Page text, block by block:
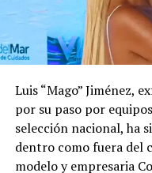
Luis “Mago” Jiménez,
por su paso por
selección nacional, ha
dentro como fuera del
modelo y empresaria